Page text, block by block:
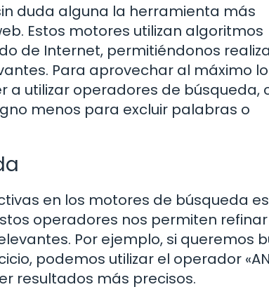
duda alguna la herramienta más
Estos motores utilizan algoritmos
de Internet, permitiéndonos
Para aprovechar al máximo
utilizar operadores de búsqueda,
menos para excluir palabras o
en los motores de búsqueda es
operadores nos permiten refinar
Por ejemplo, si queremos
podemos utilizar el operador
resultados más precisos.